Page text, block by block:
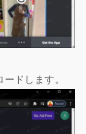
ドします。